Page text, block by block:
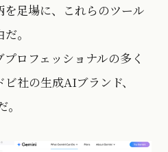
足場に、これらのツール
。
ロフェッショナルの多く
社の生成AIブランド、